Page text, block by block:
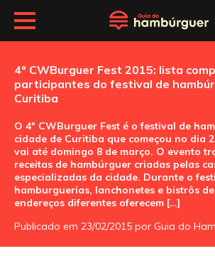
4º CWBurguer Fest 2015: lista
participantes do festival de
Curitiba
O 4º CWBurguer Fest é o festival de
cidade de Curitiba que começou no dia
vai até domingo 8 de março. O evento
receitas de hambúrguer criadas pelas
especializadas da cidade. Durante o
hamburguerias, lanchonetes e bistrôs
endereços diferentes oferecem […]
Publicado em 23/02/2015 por Guia do